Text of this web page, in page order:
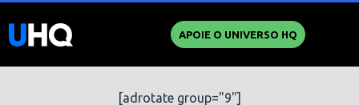
APOIE O UNIVERSO HQ
[adrotate group="9"]